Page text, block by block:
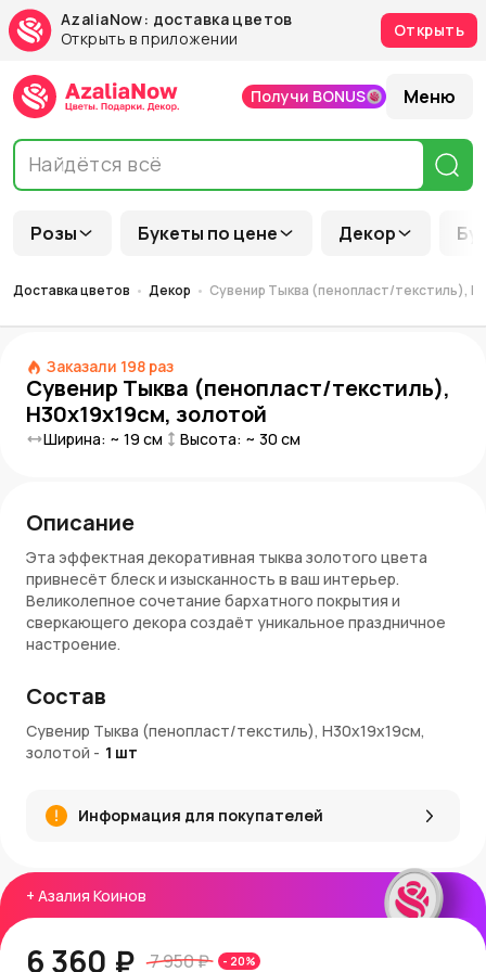
AzaliaNow: доставка цветов
Открыть в приложении
Открыть
Розы Букеты по цене Декор
Получи BONUS Меню
Доставка цветов Декор Сувенир Тыква (пенопласт/текстиль),
Заказали 198 раз
Сувенир Тыква (пенопласт/текстиль),
H30х19х19см, золотой
Ширина: ~ 19 см Высота: ~ 30 см
+ Азалия Коинов
6 360 ₽ 7 950 ₽ - 20%
Описание
Эта эффектная декоративная тыква золотого цвета
привнесёт блеск и изысканность в ваш интерьер.
Великолепное сочетание бархатного покрытия и
сверкающего декора создаёт уникальное праздничное
настроение.
Материал: Пенопласт, текстиль
Цвет: Золотой с блестящими элементами
Лёгкий и практичный материал для удобного
размещения.
Декоративные блёстки и пайетки привлекают
Состав
Сувенир Тыква (пенопласт/текстиль), H30х19х19см,
золотой - 1 шт
Информация для покупателей